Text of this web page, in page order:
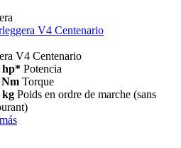
V4 Centenario
V4 Centenario
hp* Potencia
Nm Torque
kg Poids en ordre de marche (sans